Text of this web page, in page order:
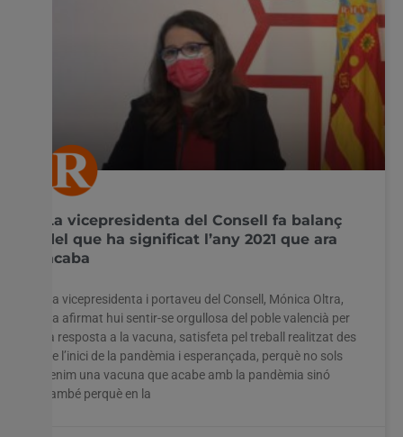
La vicepresidenta del Consell fa balanç
del que ha significat l’any 2021 que ara
acaba
La vicepresidenta i portaveu del Consell, Mónica Oltra,
ha afirmat hui sentir-se orgullosa del poble valencià per
la resposta a la vacuna, satisfeta pel treball realitzat des
de l’inici de la pandèmia i esperançada, perquè no sols
tenim una vacuna que acabe amb la pandèmia sinó
també perquè en la